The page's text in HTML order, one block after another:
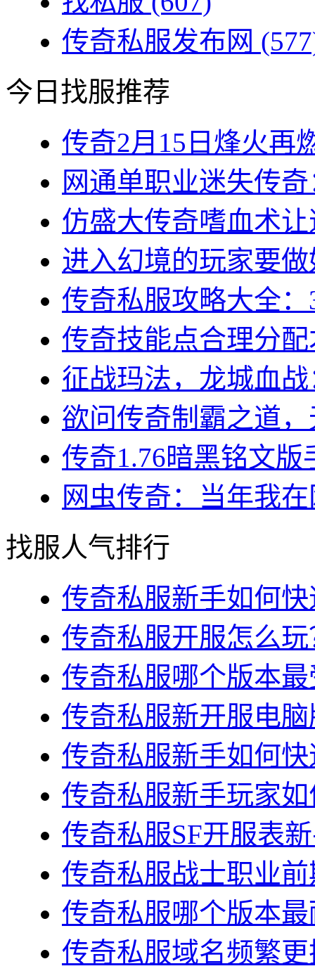
传奇私服发布网
今日找服推荐
传奇2月15日烽火再
网通单职业迷失传
仿盛大传奇嗜血术
进入幻境的玩家要
传奇私服攻略大全
传奇技能点合理分
征战玛法，龙城血
欲问传奇制霸之道
传奇1.76暗黑铭文
网虫传奇：当年我
找服人气排行
传奇私服新手如何
传奇私服开服怎么
传奇私服哪个版本
传奇私服新开服电
传奇私服新手如何
传奇私服新手玩家
传奇私服SF开服表
传奇私服战士职业
传奇私服哪个版本
传奇私服域名频繁